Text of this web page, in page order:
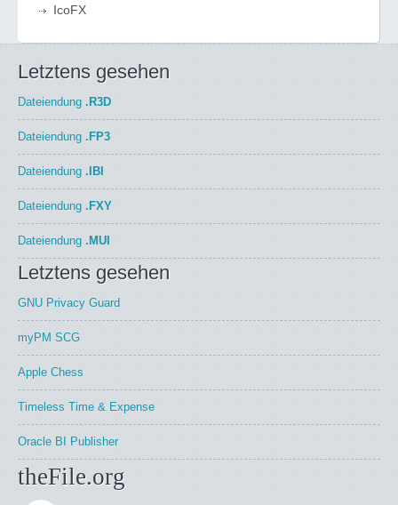
IcoFX
Letztens gesehen
Dateiendung .R3D
Dateiendung .FP3
Dateiendung .IBI
Dateiendung .FXY
Dateiendung .MUI
Letztens gesehen
GNU Privacy Guard
myPM SCG
Apple Chess
Timeless Time & Expense
Oracle BI Publisher
theFile.org